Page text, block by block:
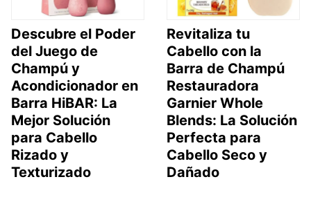
Descubre el Poder
del Juego de
Champú y
Acondicionador en
Barra HiBAR: La
Mejor Solución
para Cabello
Rizado y
Texturizado
Revitaliza tu
Cabello con la
Barra de Champú
Restauradora
Garnier Whole
Blends: La Solución
Perfecta para
Cabello Seco y
Dañado